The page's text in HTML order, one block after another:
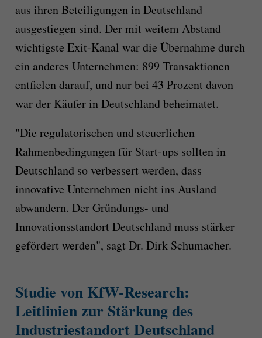
aus ihren Beteiligungen in Deutschland
ausgestiegen sind. Der mit weitem Abstand
wichtigste Exit-Kanal war die Übernahme durch
ein anderes Unternehmen: 899 Transaktionen
entfielen darauf, und nur bei 43 Prozent davon
war der Käufer in Deutschland beheimatet.
"Die regulatorischen und steuerlichen
Rahmenbedingungen für Start-ups sollten in
Deutschland so verbessert werden, dass
innovative Unternehmen nicht ins Ausland
abwandern. Der Gründungs- und
Innovationsstandort Deutschland muss stärker
gefördert werden", sagt Dr. Dirk Schumacher.
Studie von KfW-Research:
Leitlinien zur Stärkung des
Industriestandort Deutschland